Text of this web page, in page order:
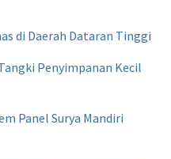
di Daerah Dataran Tinggi
Penyimpanan Kecil
Panel Surya Mandiri